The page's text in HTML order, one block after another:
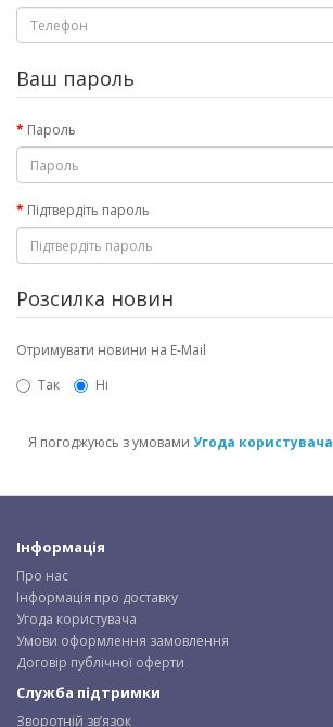
Ваш пароль
Пароль
Підтвердіть пароль
Розсилка новин
Отримувати новини на E-Mail
Так
Ні
Я погоджуюсь з умовами Угода користувача
Інформація
Про нас
Інформація про доставку
Угода користувача
Умови оформлення замовлення
Договір публічної оферти
Служба підтримки
Зворотній зв’язок